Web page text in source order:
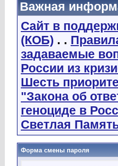
Важная
Сайт в
(КОБ) . .
задаваемые
России из
Шесть
"Закона об
геноциде в
Светлая
Форма смены пароля